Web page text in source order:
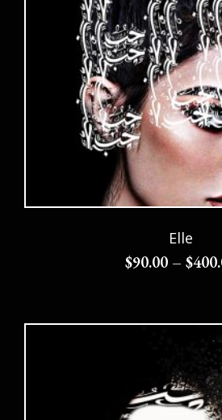
Elle
$90.00 –$